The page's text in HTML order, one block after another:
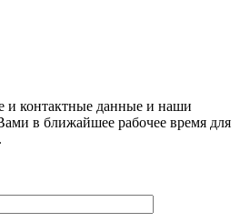
и контактные данные и наши
в ближайшее рабочее время для